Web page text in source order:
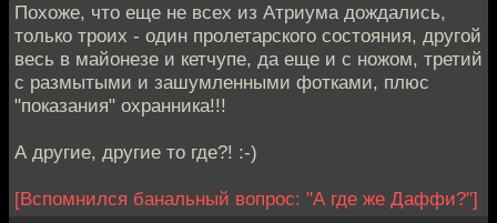
Похоже, что еще не всех из Атриума дождались,
только троих - один пролетарского состояния, другой
весь в майонезе и кетчупе, да еще и с ножом, третий
с размытыми и зашумленными фотками, плюс
"показания" охранника!!!
А другие, другие то где?! :-)
[Вспомнился банальный вопрос: "А где же Даффи?"]